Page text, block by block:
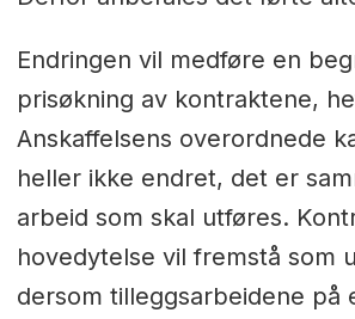
Endringen vil medføre en
prisøkning av kontraktene,
Anskaffelsens overordnede
heller ikke endret, det er
arbeid som skal utføres.
hovedytelse vil fremstå som
dersom tilleggsarbeidene på